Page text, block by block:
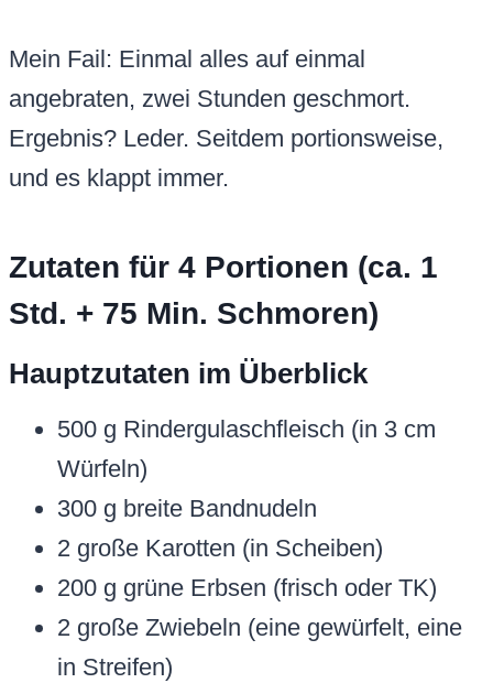
Mein Fail: Einmal alles auf einmal
angebraten, zwei Stunden geschmort.
Ergebnis? Leder. Seitdem portionsweise,
und es klappt immer.
Zutaten für 4 Portionen (ca. 1
Std. + 75 Min. Schmoren)
Hauptzutaten im Überblick
500 g Rindergulaschfleisch (in 3 cm
Würfeln)
300 g breite Bandnudeln
2 große Karotten (in Scheiben)
200 g grüne Erbsen (frisch oder TK)
2 große Zwiebeln (eine gewürfelt, eine
in Streifen)